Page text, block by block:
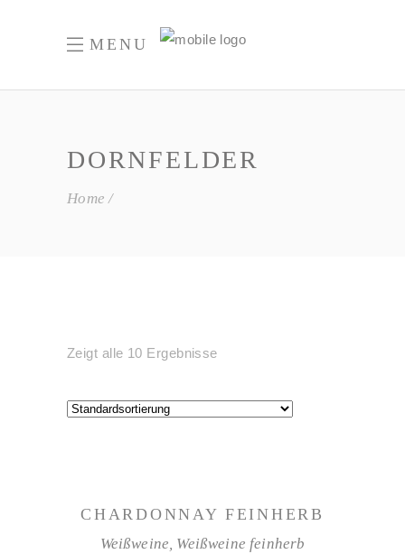
MENU
DORNFELDER
Home
Zeigt alle 10 Ergebnisse
CHARDONNAY FEINHERB
Weißweine Weißweine feinherb